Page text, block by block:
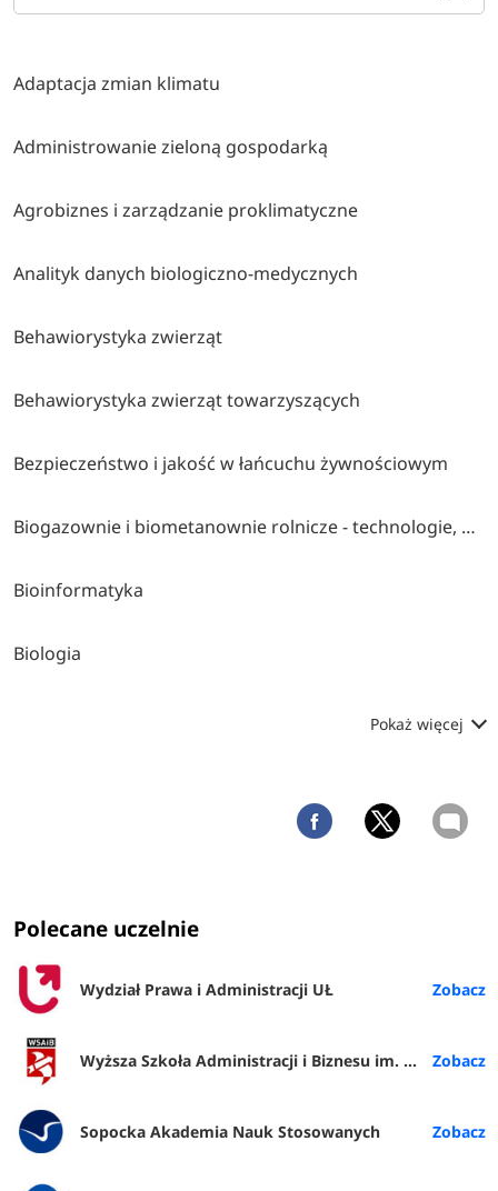
Adaptacja zmian klimatu
Administrowanie zieloną gospodarką
Agrobiznes i zarządzanie proklimatyczne
Analityk danych biologiczno-medycznych
Behawiorystyka zwierząt
Behawiorystyka zwierząt towarzyszących
Bezpieczeństwo i jakość w łańcuchu żywnościowym
Biogazownie i biometanownie rolnicze - technologie, uzdatnianie biogazu i wykorzystanie pozostałości pofermentacyjnej
Bioinformatyka
Biologia
Pokaż więcej
Polecane uczelnie
Wydział Prawa i Administracji UŁ
Wyższa Szkoła Administracji i Biznesu im. E. Kwiatkowskiego w Gdyni
Sopocka Akademia Nauk Stosowanych